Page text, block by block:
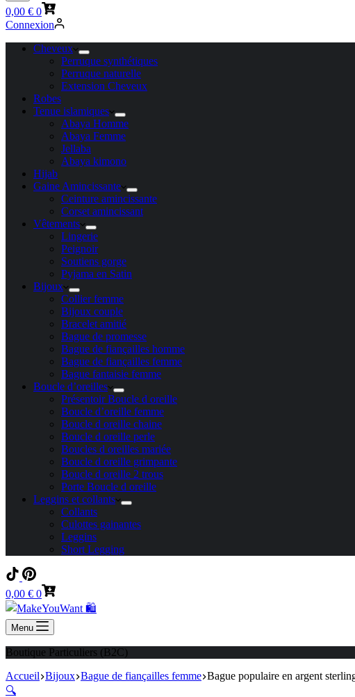
Panier
d’achat
0,00 € 0
Connexion
Cheveux
Perruque synthétiques
Perruque naturelle
Extension Cheveux
Robes
Tenue islamiques
Abaya Homme
Abaya Femme
Jellaba
Abaya kimono
Hijab
Gaine Amincissante
Ceinture amincissante
Corset amincissant
Vêtements
Lingerie
Peignoir
Soutiens gorge
Pyjama en Satin
Bijoux
Collier femme
Bijoux couple
Bracelet amitié
Bague de promesse
Bague de fiançailles homme
Bague de fiançailles femme
Bague fantaisie femme
Boucle d’oreilles
Présentoir Boucle d oreille
Boucle d’oreille femme
Boucle d oreille chaine
Boucle d oreille perle
Boucles d oreilles mariée
Boucle d oreille grimpante
Boucle d oreille 2 trous
Porte Boucle d oreille
Leggins et collants
Collants
Culottes gainantes
Leggins
Short Legging
Panier
d’achat
0,00 € 0
Menu
Boutique Particuliers (B2C)
Accueil Bijoux Bague de fiançailles femme Bague populaire en argent
🔍